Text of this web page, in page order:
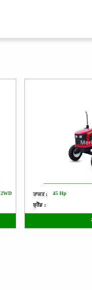
2WD ਤਾਕਤ : 45 Hp
ਬ੍ਰੈਂਡ :